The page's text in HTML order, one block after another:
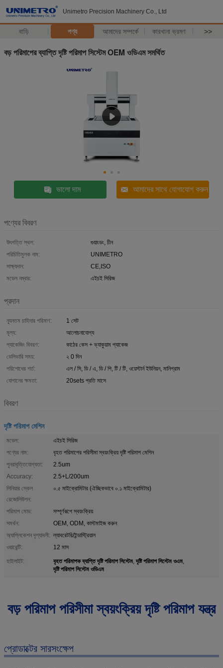
Unimetro Precision Machinery Co., Ltd
বাড়ি পণ্য আমাদের সম্পর্কে কারখানা ভ্রমণ >>
বড় পরিমাপের ব্যাপ্তি দৃষ্টি পরিমাপ সিস্টেম OEM ওডিএম সমর্থিত
ভালো দাম আমাদের সাথে যোগাযোগ করুন
পণ্যের বিবরণ
উৎপত্তি স্থল:
গুয়াংডং, চীন
পরিচিতিমুলক নাম:
UNIMETRO
সাক্ষ্যদান:
CE,ISO
মডেল নম্বার:
এইচই সিরিজ
প্রদান
ন্যূনতম চাহিদার পরিমাণ:
1 সেট
মূল্য:
আলোচনাযোগ্য
প্যাকেজিং বিবরণ:
কাঠের কেস + ভ্যাকুয়াম প্যাকেজ
ডেলিভারি সময়:
২ 0 দিন
পরিশোধের শর্ত:
এল / সি, ডি / এ, ডি / পি, টি / টি, ওয়েস্টার্ন ইউনিয়ন, মানিগ্রাম
যোগানের ক্ষমতা:
20sets প্রতি মাসে
বিবরণ
দৃষ্টি পরিমাপ মেশিন
মডেল:
এইচই সিরিজ
পণ্যের নাম:
বৃহত পরিমাপের পরিসীমা স্বয়ংক্রিয় দৃষ্টি পরিমাপ মেশিন
পুনরাবৃত্তিযোগ্যতা:
2.5um
Accuracy:
2.5+L/200um
লিনিয়ার স্কেল
রেজোলিউশন:
০.৫ মাইক্রোমিটার (ঐচ্ছিকভাবে ০.১ মাইক্রোমিটার)
পরিমাপ মোড:
সম্পূর্ণরূপে স্বয়ংক্রিয়
সমর্থন:
OEM, ODM, কাস্টমাইজ করুন
অ্যাপ্লিকেশন দৃশ্যাবলী: ল্যাবরেটরি/ইন্ডাস্ট্রিয়াল
ওয়ারেন্টি:
12 মাস
হাইলাইট:
বৃহত পরিমাপক ব্যাপ্তি দৃষ্টি পরিমাপ সিস্টেম,দৃষ্টি পরিমাপ সিস্টেম ওএম,
দৃষ্টি পরিমাপ সিস্টেম ওডিএম
বড় পরিমাপ পরিসীমা স্বয়ংক্রিয় দৃষ্টি পরিমাপ যন্ত্র
প্রোডাক্টের সারসংক্ষেপ